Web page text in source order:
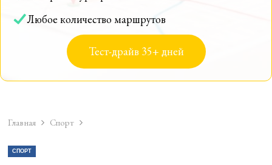
Любое количество маршрутов
Тест-драйв 35+ дней
Главная Спорт
СПОРТ